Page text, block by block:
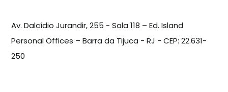
Av. Dalcídio Jurandir, 255 - Sala 118 – Ed. Island
Personal Offices – Barra da Tijuca - RJ - CEP: 22.631-
250